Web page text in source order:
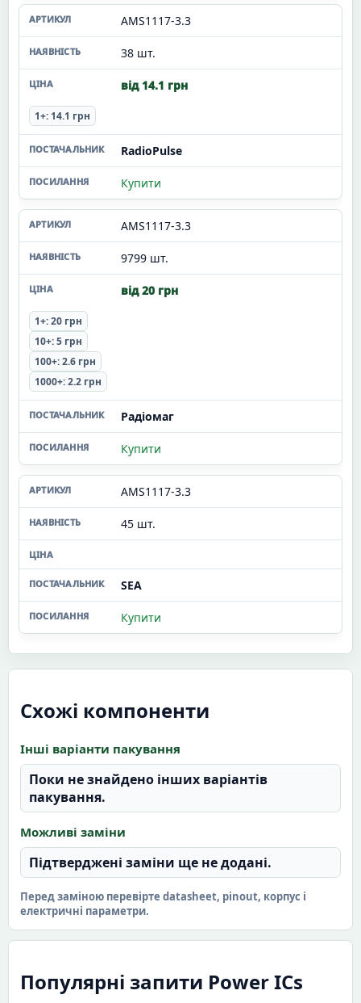
AMS1117-3.3
38 шт.
від 14.1 грн
1+: 14.1 грн
RadioPulse
Купити
AMS1117-3.3
9799 шт.
від 20 грн
1+: 20 грн
10+: 5 грн
100+: 2.6 грн
1000+: 2.2 грн
Радіомаг
Купити
AMS1117-3.3
45 шт.
SEA
Купити
Схожі компоненти
Інші варіанти пакування
Поки не знайдено інших варіантів
пакування.
Можливі заміни
Підтверджені заміни ще не додані.
Перед заміною перевірте datasheet, pinout, корпус і
електричні параметри.
Популярні запити Power ICs